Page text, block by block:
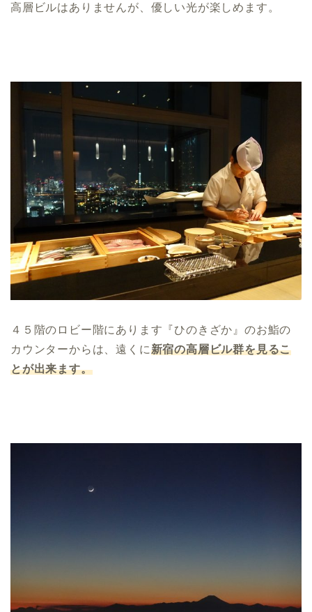
高層ビルはありませんが、優しい光が楽しめます。
４５階のロビー階にあります『ひのきざか』のお鮨の
カウンターからは、遠くに新宿の高層ビル群を見るこ
とが出来ます。